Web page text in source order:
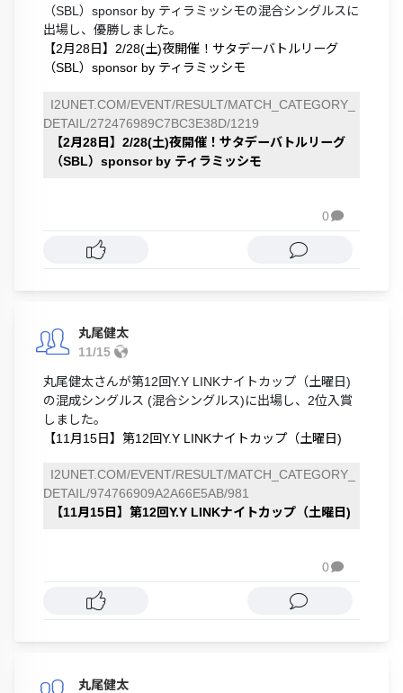
（SBL）sponsor by ティラミッシモの混合シングルスに
出場し、優勝しました。
【2月28日】2/28(土)夜開催！サタデーバトルリーグ
（SBL）sponsor by ティラミッシモ
I2UNET.COM/EVENT/RESULT/MATCH_CATEGORY_
DETAIL/272476989C7BC3E38D/1219
【2月28日】2/28(土)夜開催！サタデーバトルリーグ
（SBL）sponsor by ティラミッシモ
0
丸尾健太
11/15
丸尾健太さんが第12回Y.Y LINKナイトカップ（土曜日)
の混成シングルス (混合シングルス)に出場し、2位入賞
しました。
【11月15日】第12回Y.Y LINKナイトカップ（土曜日)
I2UNET.COM/EVENT/RESULT/MATCH_CATEGORY_
DETAIL/974766909A2A66E5AB/981
【11月15日】第12回Y.Y LINKナイトカップ（土曜日)
0
丸尾健太